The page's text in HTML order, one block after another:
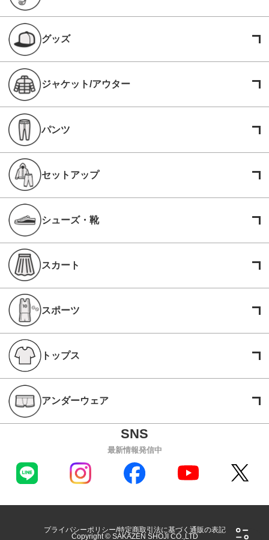
グッズ
ジャケット/アウター
パンツ
セットアップ
シューズ・靴
スカート
スポーツ
トップス
アンダーウェア
最新情報発信中
プライバシーポリシー 特定商取引法に基づく通販の表記
Copyright © SAKAZEN SHOJI CO.,LTD